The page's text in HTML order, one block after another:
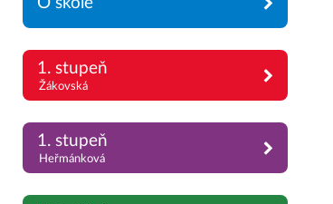
1. stupeň
Žákovská
1. stupeň
Heřmánková